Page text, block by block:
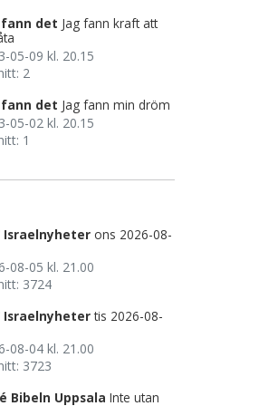
fann det Jag fann kraft att
05-09 kl. 20.15
2
fann det Jag fann min dröm
05-02 kl. 20.15
1
Israelnyheter ons 2026-08-
08-05 kl. 21.00
3724
Israelnyheter tis 2026-08-
08-04 kl. 21.00
3723
Bibeln Uppsala Inte utan